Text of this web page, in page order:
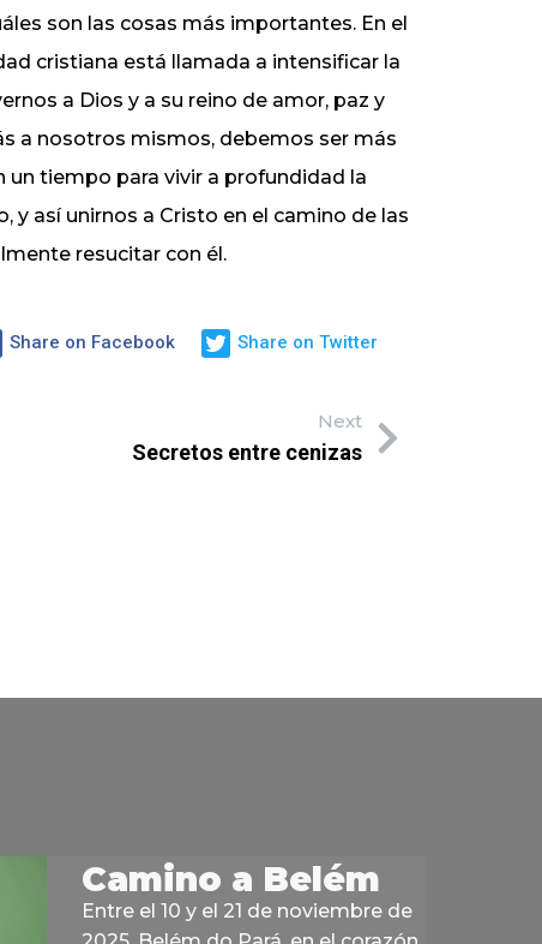
son las cosas más importantes. En el
cristiana está llamada a intensificar la
a Dios y a su reino de amor, paz y
a nosotros mismos, debemos ser más
un tiempo para vivir a profundidad la
y así unirnos a Cristo en el camino de las
resucitar con él.
Share on Facebook Share on Twitter
Next
Secretos entre cenizas
Camino a Belém
Entre el 10 y el 21 de noviembre de